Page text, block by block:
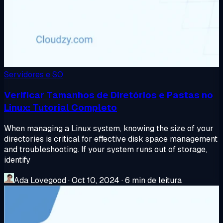
Servidores e SO
Verificar Tamanhos de Diretórios e Pastas no
Linux: Tutorial Completo
When managing a Linux system, knowing the size of your
directories is critical for effective disk space management
and troubleshooting. If your system runs out of storage,
identify
Ada Lovegood·Oct 10, 2024 ·6 min de leitura